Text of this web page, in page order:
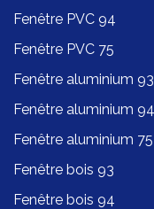
Fenêtre PVC 94
Fenêtre PVC 75
Fenêtre aluminium 93
Fenêtre aluminium 94
Fenêtre aluminium 75
Fenêtre bois 93
Fenêtre bois 94